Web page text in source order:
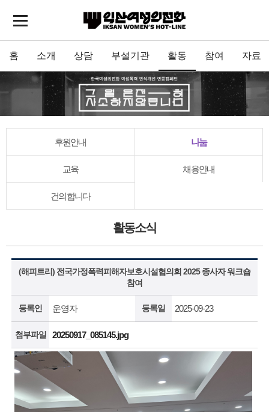
홈 소개 상담 부설기관 활동 참여 자료
후원안내 나눔
교육 채용안내
건의합니다
활동소식
(해피트리) 전국가정폭력피해자보호시설협의회 2025 종사자 워크숍
참여
등록인 운영자 등록일 2025-09-23
첨부파일 20250917_085145.jpg